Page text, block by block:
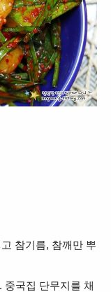
참기름, 참깨만 뿌
중국집 단무지를 채